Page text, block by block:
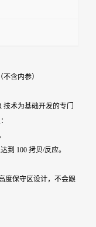
含内参）
术为基础开发的专门
到 100 拷贝/反应。
度保守区设计，不会跟